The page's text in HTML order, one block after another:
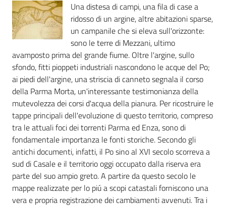
Biodiversità
Consultazione
Seguici
su
Una distesa di campi, una fila di case a
ridosso di un argine, altre abitazioni sparse,
un campanile che si eleva sull'orizzonte:
sono le terre di Mezzani, ultimo
avamposto prima del grande fiume. Oltre l'argine, sullo
sfondo, fitti pioppeti industriali nascondono le acque del Po;
ai piedi dell'argine, una striscia di canneto segnala il corso
della Parma Morta, un'interessante testimonianza della
mutevolezza dei corsi d'acqua della pianura. Per ricostruire le
tappe principali dell'evoluzione di questo territorio, compreso
tra le attuali foci dei torrenti Parma ed Enza, sono di
fondamentale importanza le fonti storiche. Secondo gli
antichi documenti, infatti, il Po sino al XVI secolo scorreva a
sud di Casale e il territorio oggi occupato dalla riserva era
parte del suo ampio greto. A partire da questo secolo le
mappe realizzate per lo piú a scopi catastali forniscono una
vera e propria registrazione dei cambiamenti avvenuti. Tra i